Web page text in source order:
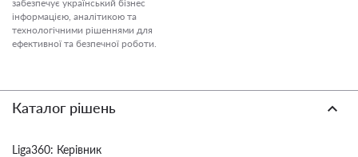
забезпечує український бізнес
інформацією, аналітикою та
технологічними рішеннями для
ефективної та безпечної роботи.
Каталог рішень
Liga360: Керівник